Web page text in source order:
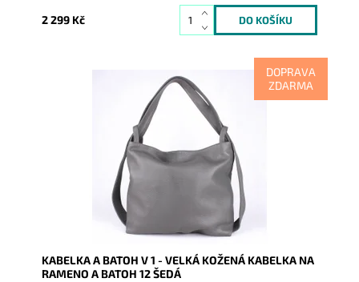
2 299 Kč
DOPRAVA
ZDARMA
Kabelka na rameno a batoh v jednom provedení!
Moderní italský kvalitní kožený doplněk každé ženy.
Momentálně nedostupné
7823
Vera Pelle
2 roky
KABELKA A BATOH V 1 - VELKÁ KOŽENÁ KABELKA NA
RAMENO A BATOH 12 ŠEDÁ